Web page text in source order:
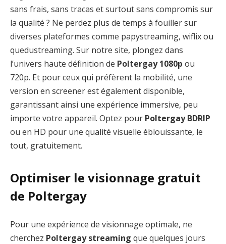
sans frais, sans tracas et surtout sans compromis sur
la qualité ? Ne perdez plus de temps à fouiller sur
diverses plateformes comme papystreaming, wiflix ou
quedustreaming. Sur notre site, plongez dans
l’univers haute définition de Poltergay 1080p ou
720p. Et pour ceux qui préfèrent la mobilité, une
version en screener est également disponible,
garantissant ainsi une expérience immersive, peu
importe votre appareil. Optez pour Poltergay BDRIP
ou en HD pour une qualité visuelle éblouissante, le
tout, gratuitement.
Optimiser le visionnage gratuit
de Poltergay
Pour une expérience de visionnage optimale, ne
cherchez Poltergay streaming que quelques jours